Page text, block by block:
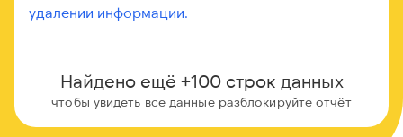
удалении информации.
Найдено ещё +100 строк данных
чтобы увидеть все данные разблокируйте отчёт